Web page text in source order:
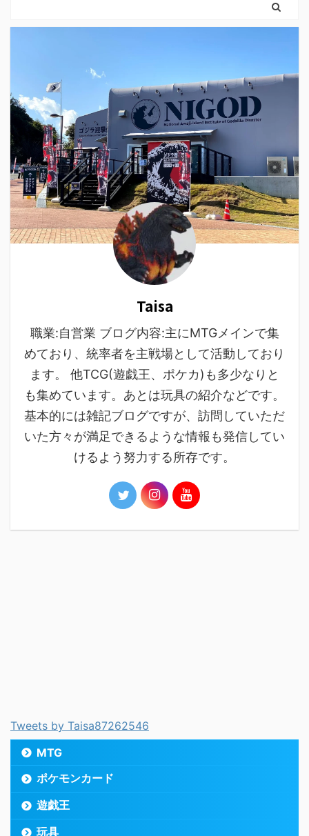
Taisa
職業:自営業 ブログ内容:主にMTGメインで集
めており、統率者を主戦場として活動しており
ます。 他TCG(遊戯王、ポケカ)も多少なりと
も集めています。あとは玩具の紹介などです。
基本的には雑記ブログですが、訪問していただ
いた方々が満足できるような情報も発信してい
けるよう努力する所存です。
Tweets by Taisa87262546
MTG
ポケモンカード
遊戯王
玩具